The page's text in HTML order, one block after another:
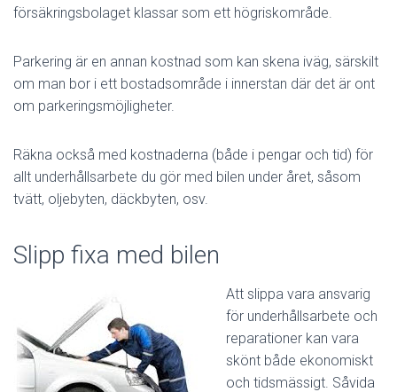
försäkringsbolaget klassar som ett högriskområde.
Parkering är en annan kostnad som kan skena iväg, särskilt
om man bor i ett bostadsområde i innerstan där det är ont
om parkeringsmöjligheter.
Räkna också med kostnaderna (både i pengar och tid) för
allt underhållsarbete du gör med bilen under året, såsom
tvätt, oljebyten, däckbyten, osv.
Slipp fixa med bilen
Att slippa vara ansvarig
för underhållsarbete och
reparationer kan vara
skönt både ekonomiskt
och tidsmässigt. Såvida